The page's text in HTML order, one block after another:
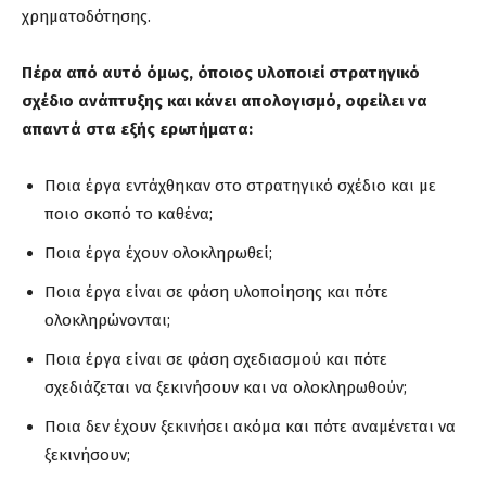
χρηματοδότησης.
Πέρα από αυτό όμως, όποιος υλοποιεί στρατηγικό
σχέδιο ανάπτυξης και κάνει απολογισμό, οφείλει να
απαντά στα εξής ερωτήματα:
Ποια έργα εντάχθηκαν στο στρατηγικό σχέδιο και με
ποιο σκοπό το καθένα;
Ποια έργα έχουν ολοκληρωθεί;
Ποια έργα είναι σε φάση υλοποίησης και πότε
ολοκληρώνονται;
Ποια έργα είναι σε φάση σχεδιασμού και πότε
σχεδιάζεται να ξεκινήσουν και να ολοκληρωθούν;
Ποια δεν έχουν ξεκινήσει ακόμα και πότε αναμένεται να
ξεκινήσουν;